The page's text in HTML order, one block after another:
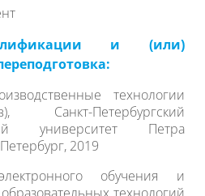
и (или)
технологии
Петербургский
университет Петра
2019
обучения и